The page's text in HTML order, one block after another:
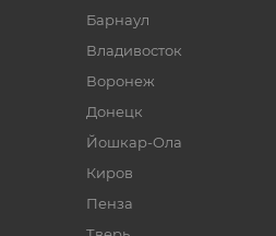
Барнаул
Владивосток
Воронеж
Донецк
Йошкар-Ола
Киров
Пенза